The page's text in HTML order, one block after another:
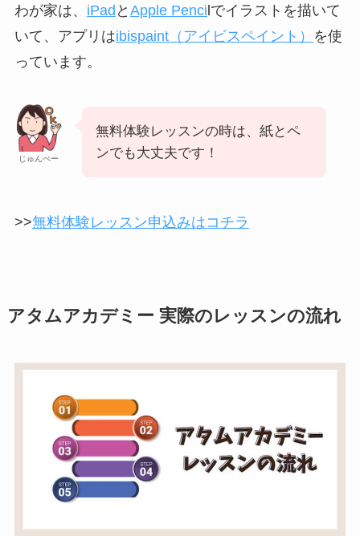
わが家は、 iPad と Apple Penci lでイラストを描いて
いて、アプリはibispaint（ アイビスペイント）
を使
っています。
じゅんぺー
無料体験レッスンの時は、紙とペ
ンでも大丈夫です！
>>無料体験レッスン申込みはコチラ
アタムアカデミー 実際のレッスンの流れ